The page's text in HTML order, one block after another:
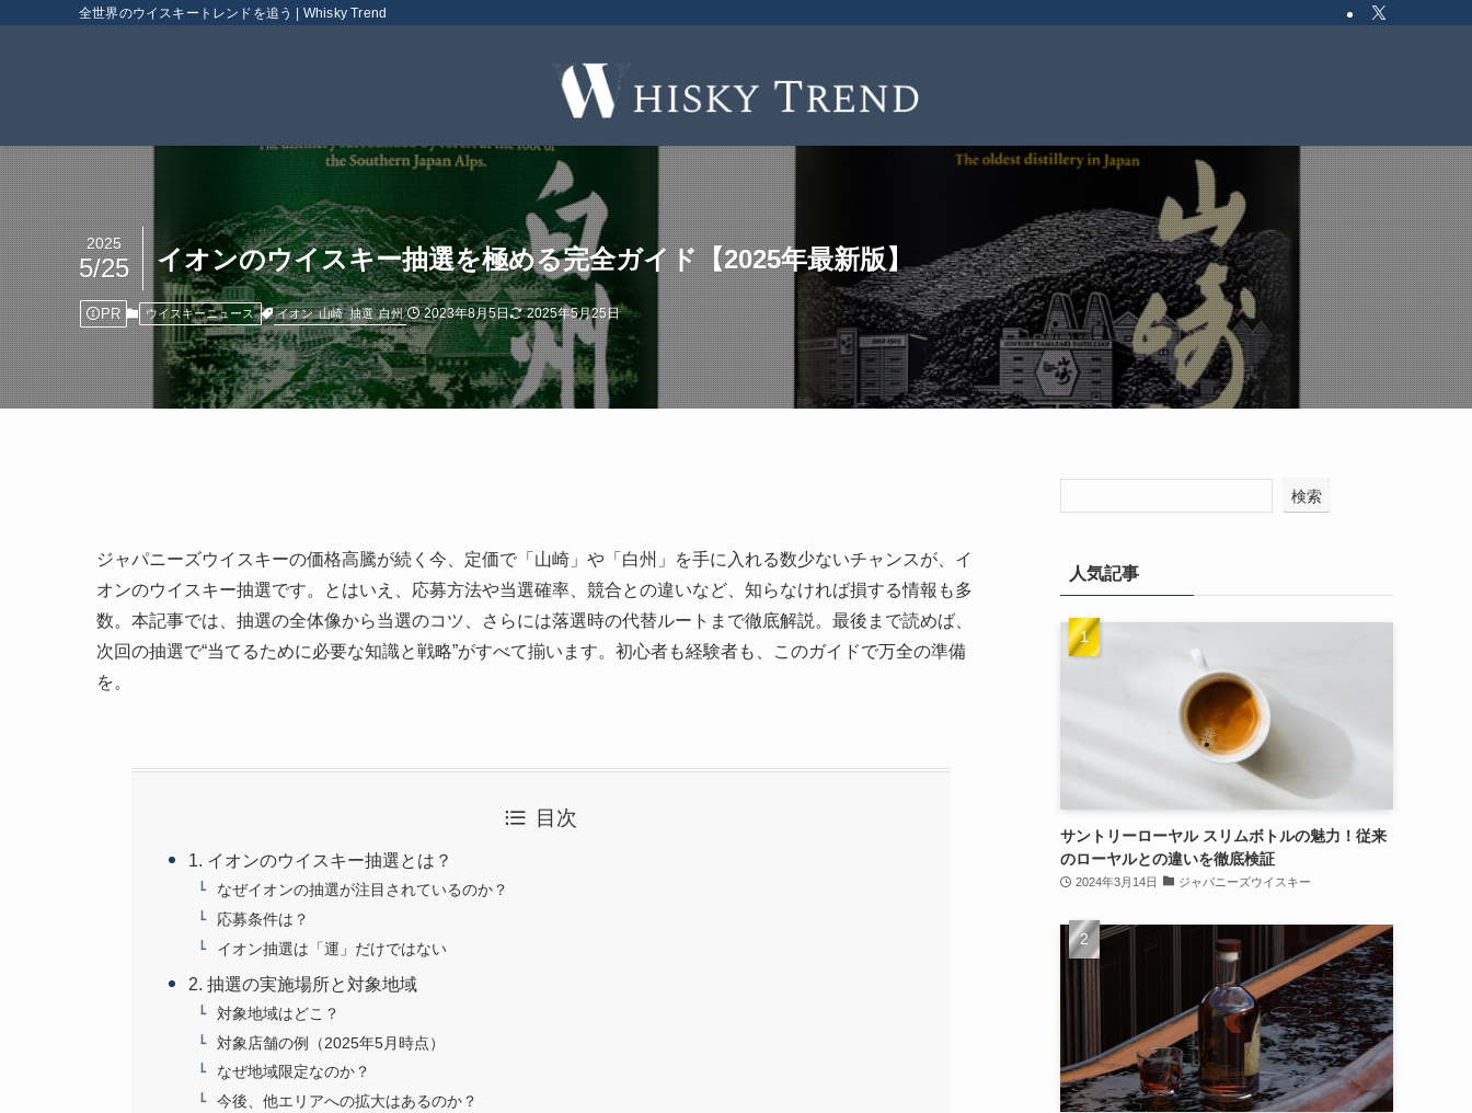
全世界のウイスキートレンドを追う | Whisky Trend
イオンのウイスキー抽選を極める完全ガイド【2025年最新版】
2025
5/25
PR ウイスキーニュース イオン 山崎 抽選 白州 2023年8月5日 2025年5月25日
ジャパニーズウイスキーの価格高騰が続く今、定価で「山崎」や「白州」を手に入れる数少ないチャンスが、イ
オンのウイスキー抽選です。とはいえ、応募方法や当選確率、競合との違いなど、知らなければ損する情報も多
数。本記事では、抽選の全体像から当選のコツ、さらには落選時の代替ルートまで徹底解説。最後まで読めば、
次回の抽選で“当てるために必要な知識と戦略”がすべて揃います。初心者も経験者も、このガイドで万全の準備
を。
目次
1. イオンのウイスキー抽選とは？
なぜイオンの抽選が注目されているのか？
応募条件は？
イオン抽選は「運」だけではない
2. 抽選の実施場所と対象地域
対象地域はどこ？
対象店舗の例（2025年5月時点）
なぜ地域限定なのか？
今後、他エリアへの拡大はあるのか？
検索
人気記事
サントリーローヤル スリムボトルの魅力！従来
のローヤルとの違いを徹底検証
2024年3月14日 ジャパニーズウイスキー